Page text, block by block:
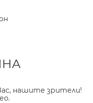
нашите зрители!